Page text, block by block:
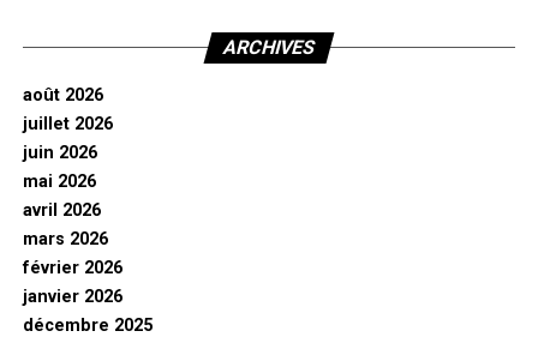
ARCHIVES
août 2026
juillet 2026
juin 2026
mai 2026
avril 2026
mars 2026
février 2026
janvier 2026
décembre 2025